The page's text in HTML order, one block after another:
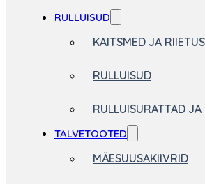
RULLUISUD
KAITSMED JA RIIETUS
RULLUISUD
RULLUISURATTAD JA
TALVETOOTED
MÄESUUSAKIIVRID